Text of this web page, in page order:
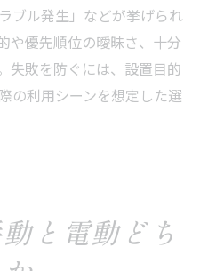
ブル発生」などが挙げられ
や優先順位の曖昧さ、十分
失敗を防ぐには、設置目的
の利用シーンを想定した選
と電動どち